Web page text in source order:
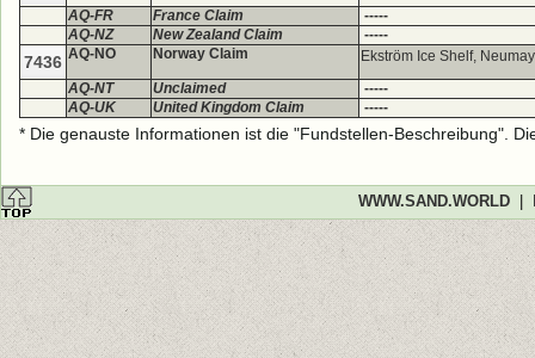
AQ-FR
France Claim
-----
AQ-NZ
New Zealand Claim -----
7436 AQ-NO Norway Claim
Ekström Ice Shelf,
AQ-NT
Unclaimed
-----
AQ-UK
United Kingdom Claim -----
* Die genauste Informationen ist die "Fundstellen-Beschreibung".
WWW.SAND.WORLD|